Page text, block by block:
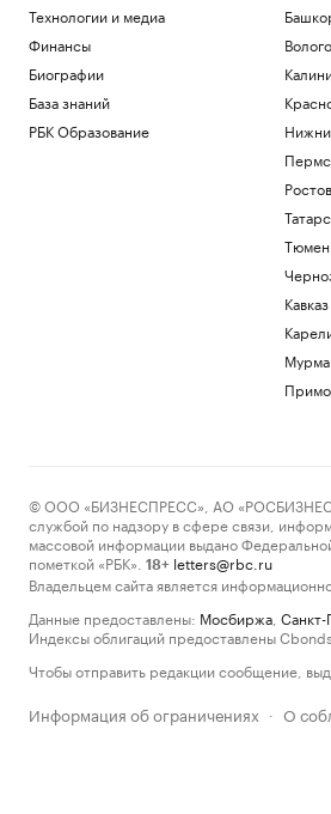
Технологии и медиа
Финансы
Биографии
База знаний
РБК Образование
Кавказ
© ООО «БИЗНЕСПРЕСС», АО
службой по надзору в сфере связи,
массовой информации выдано
пометкой «РБК».
18+ letters@rbc.ru
Владельцем сайта является
Данные предоставлены: Мосбиржа
Индексы облигаций предоставлены
Чтобы отправить редакции сообщение,
Информация об ограничениях · О